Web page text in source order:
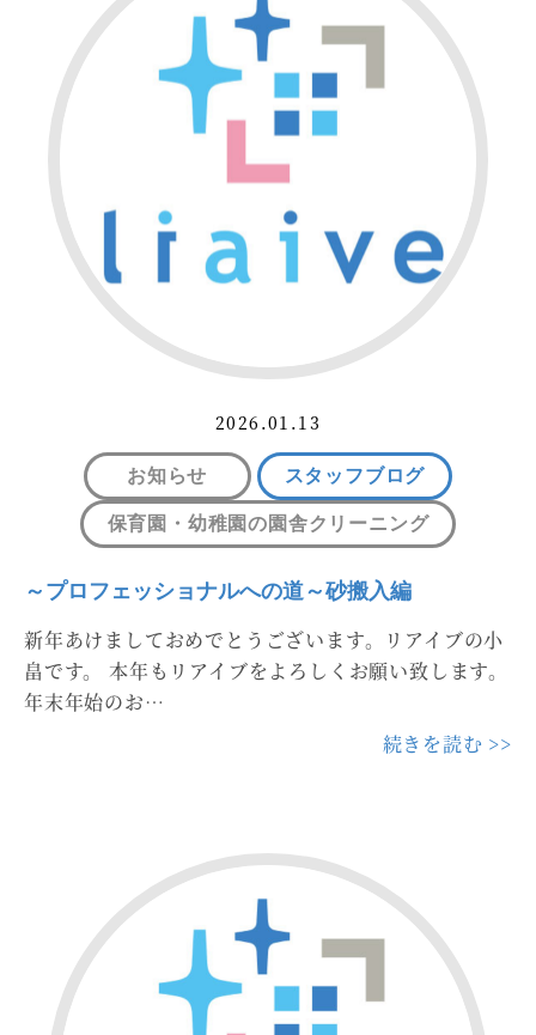
2026.01.13
お知らせ
スタッフブログ
保育園・幼稚園の園舎クリーニング
～プロフェッショナルへの道～砂搬入編
新年あけましておめでとうございます。リアイブの小
畠です。 本年もリアイブをよろしくお願い致します。
年末年始のお…
続きを読む >>